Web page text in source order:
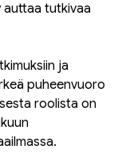
tutkivaa
ja
puheenvuoro
roolista on